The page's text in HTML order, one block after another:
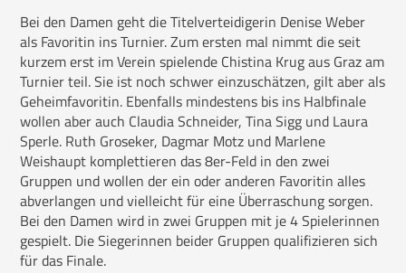
Bei den Damen geht die Titelverteidigerin Denise Weber
als Favoritin ins Turnier. Zum ersten mal nimmt die seit
kurzem erst im Verein spielende Chistina Krug aus Graz am
Turnier teil. Sie ist noch schwer einzuschätzen, gilt aber als
Geheimfavoritin. Ebenfalls mindestens bis ins Halbfinale
wollen aber auch Claudia Schneider, Tina Sigg und Laura
Sperle. Ruth Groseker, Dagmar Motz und Marlene
Weishaupt komplettieren das 8er-Feld in den zwei
Gruppen und wollen der ein oder anderen Favoritin alles
abverlangen und vielleicht für eine Überraschung sorgen.
Bei den Damen wird in zwei Gruppen mit je 4 Spielerinnen
gespielt. Die Siegerinnen beider Gruppen qualifizieren sich
für das Finale.